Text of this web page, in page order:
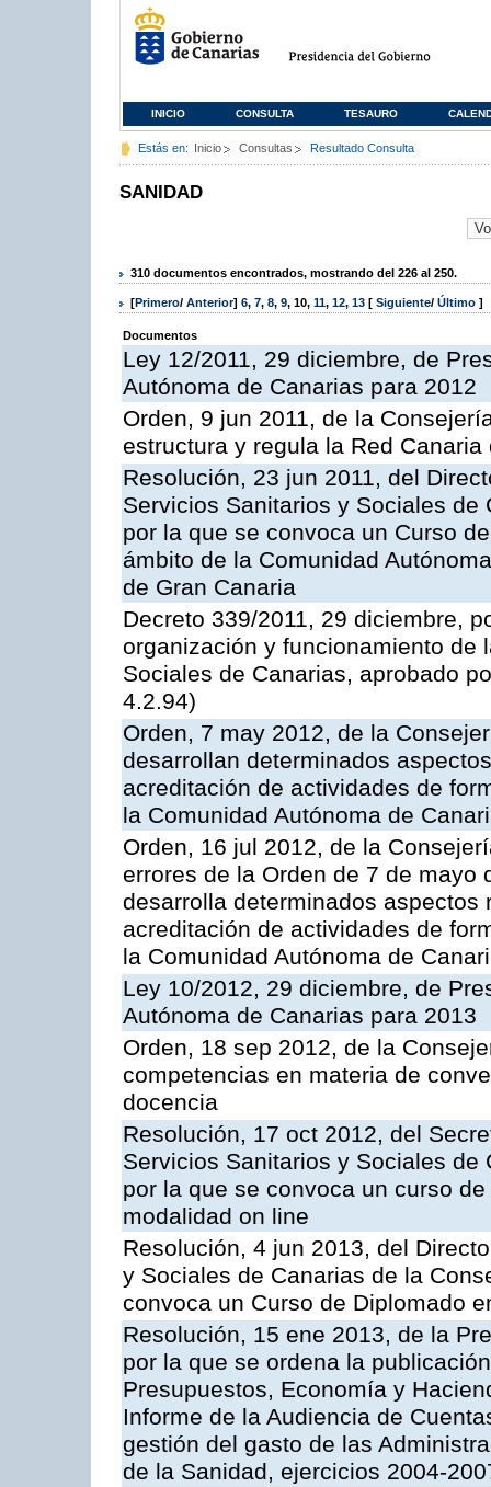
INICIO CONSULTA TESAURO
Estás en: Inicio Consultas Resultado Consulta
SANIDAD
310 documentos encontrados, mostrando del 226 al 250.
[Primero/ Anterior] 6, 7, 8, 9, 10, 11, 12, 13 [ Siguiente/ Último ]
Documentos
Ley 12/2011, 29 diciembre, de
Autónoma de Canarias para 2012
Orden, 9 jun 2011, de la
estructura y regula la Red
Resolución, 23 jun 2011, del
Servicios Sanitarios y Sociales
por la que se convoca un Curso
ámbito de la Comunidad
de Gran Canaria
Decreto 339/2011, 29 diciembre,
organización y funcionamiento de
Sociales de Canarias, aprobado
4.2.94)
Orden, 7 may 2012, de la
desarrollan determinados
acreditación de actividades de
la Comunidad Autónoma de
Orden, 16 jul 2012, de la
errores de la Orden de 7 de mayo
desarrolla determinados
acreditación de actividades de
la Comunidad Autónoma de
Ley 10/2012, 29 diciembre, de
Autónoma de Canarias para 2013
Orden, 18 sep 2012, de la
competencias en materia de
docencia
Resolución, 17 oct 2012, del
Servicios Sanitarios y Sociales
por la que se convoca un curso
modalidad on line
Resolución, 4 jun 2013, del
y Sociales de Canarias de la
convoca un Curso de Diplomado
Resolución, 15 ene 2013, de la
por la que se ordena la
Presupuestos, Economía y
Informe de la Audiencia de
gestión del gasto de las
de la Sanidad, ejercicios 2004-